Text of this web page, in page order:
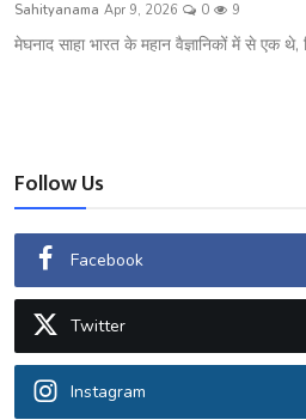
शख्सियत
उपन्यास
सिनेमा
शायरी
ग़ज़ल
Sahityanama Apr 9, 2026 0 9
मेघनाद साहा भारत के महान वैज्ञानिकों में से एक थे,
Follow Us
Facebook
Twitter
Instagram